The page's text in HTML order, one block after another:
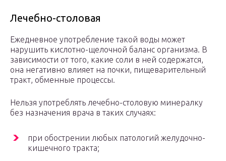
Лечебно-столовая
Ежедневное употребление такой воды может
нарушить кислотно-щелочной баланс организма. В
зависимости от того, какие соли в ней содержатся,
она негативно влияет на почки, пищеварительный
тракт, обменные процессы.
Нельзя употреблять лечебно-столовую минералку
без назначения врача в таких случаях:
при обострении любых патологий желудочно-
кишечного тракта;